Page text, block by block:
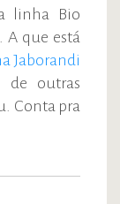
linha Bio
A que está
Jaborandi
de outras
Conta pra